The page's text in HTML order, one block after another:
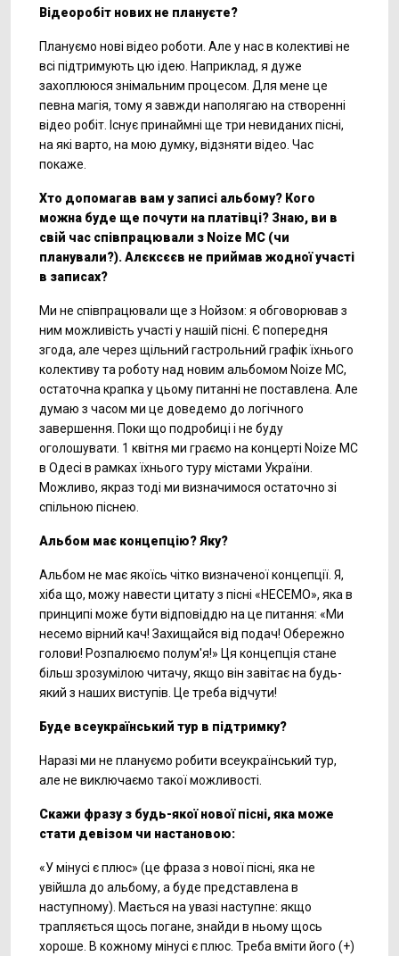
Відеоробіт нових не плануєте?
Плануємо нові відео роботи. Але у нас в колективі не
всі підтримують цю ідею. Наприклад, я дуже
захоплююся знімальним процесом. Для мене це
певна магія, тому я завжди наполягаю на створенні
відео робіт. Існує принаймні ще три невиданих пісні,
на які варто, на мою думку, відзняти відео. Час
покаже.
Хто допомагав вам у записі альбому? Кого
можна буде ще почути на платівці? Знаю, ви в
свій час співпрацювали з Noize MC (чи
планували?). Алєксєєв не приймав жодної участі
в записах?
Ми не співпрацювали ще з Нойзом: я обговорював з
ним можливість участі у нашій пісні. Є попередня
згода, але через щільний гастрольний графік їхнього
колективу та роботу над новим альбомом Noize MC,
остаточна крапка у цьому питанні не поставлена. Але
думаю з часом ми це доведемо до логічного
завершення. Поки що подробиці і не буду
оголошувати. 1 квітня ми граємо на концерті Noize MC
в Одесі в рамках їхнього туру містами України.
Можливо, якраз тоді ми визначимося остаточно зі
спільною піснею.
Альбом має концепцію? Яку?
Альбом не має якоїсь чітко визначеної концепції. Я,
хіба що, можу навести цитату з пісні «НЕСЕМО», яка в
принципі може бути відповіддю на це питання: «Ми
несемо вірний кач! Захищайся від подач! Обережно
голови! Розпалюємо полум'я!» Ця концепція стане
більш зрозумілою читачу, якщо він завітає на будь-
який з наших виступів. Це треба відчути!
Буде всеукраїнський тур в підтримку?
Наразі ми не плануємо робити всеукраїнський тур,
але не виключаємо такої можливості.
Скажи фразу з будь-якої нової пісні, яка може
стати девізом чи настановою:
«У мінусі є плюс» (це фраза з нової пісні, яка не
увійшла до альбому, а буде представлена в
наступному). Мається на увазі наступне: якщо
трапляється щось погане, знайди в ньому щось
хороше. В кожному мінусі є плюс. Треба вміти його (+)